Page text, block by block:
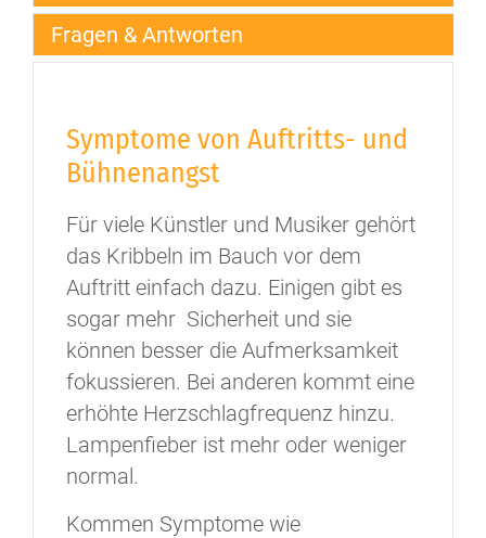
Fragen & Antworten
Symptome von Auftritts- und
Bühnenangst
Für viele Künstler und Musiker gehört
das Kribbeln im Bauch vor dem
Auftritt einfach dazu. Einigen gibt es
sogar mehr Sicherheit und sie
können besser die Aufmerksamkeit
fokussieren. Bei anderen kommt eine
erhöhte Herzschlagfrequenz hinzu.
Lampenfieber ist mehr oder weniger
normal.
Kommen Symptome wie